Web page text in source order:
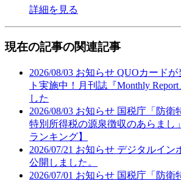
詳細を見る
現在の記事の関連記事
2026/08/03 お知らせ QUOカードが
ト実施中！月刊誌『Monthly
した
2026/08/03 お知らせ 国税庁「防衛
特別所得税の源泉徴収のあらまし
ランキング】
2026/07/21 お知らせ デジタルイン
公開しました。
2026/07/01 お知らせ 国税庁「防衛